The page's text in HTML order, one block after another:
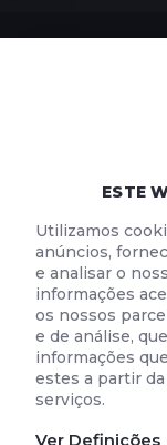
ESTE
Utilizamos
anúncios,
e analisar o
informações
os nossos
e de análise,
informações
estes a partir
serviços.
Ver Definições
TERMOS